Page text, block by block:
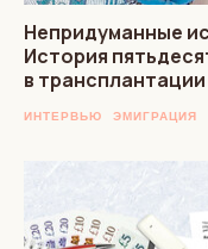
Непридуманные
История
в
ИНТЕРВЬЮ ЭМИГРАЦИЯ